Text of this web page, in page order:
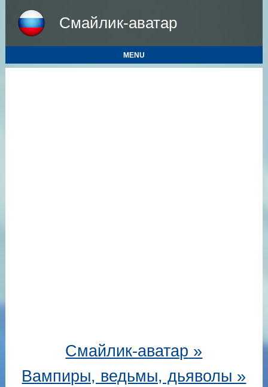
Смайлик-аватар
MENU
Смайлик-аватар »
Вампиры, ведьмы, дьяволы »